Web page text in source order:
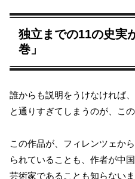
独立までの11の史実
巻」
誰からも説明をうけなければ
と通りすぎてしまうのが、こ
この作品が、フィレンツェか
られていることも、作者が中
芸術家であることも知らない